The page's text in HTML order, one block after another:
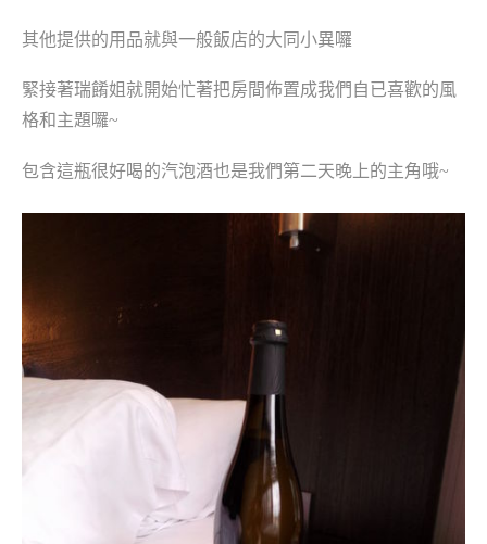
其他提供的用品就與一般飯店的大同小異囉
緊接著瑞餚姐就開始忙著把房間佈置成我們自已喜歡的風
格和主題囉~
包含這瓶很好喝的汽泡酒也是我們第二天晚上的主角哦~